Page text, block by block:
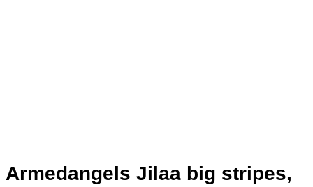
Armedangels Jilaa big stripes,